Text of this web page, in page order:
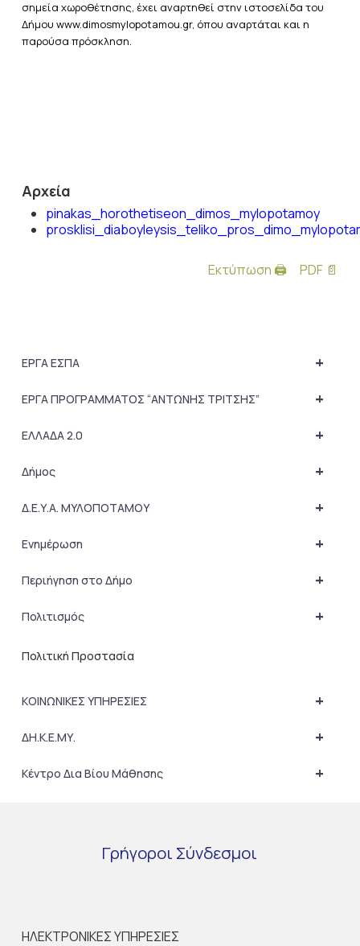
σημεία χωροθέτησης, έχει αναρτηθεί στην ιστοσελίδα του
Δήμου www.dimosmylopotamou.gr, όπου αναρτάται και η
παρούσα πρόσκληση.
Αρχεία
pinakas_horothetiseon_dimos_mylopotamoy
Εκτύπωση 🖨 PDF 📄
+
ΕΡΓΑ ΕΣΠΑ
+
ΕΡΓΑ ΠΡΟΓΡΑΜΜΑΤΟΣ “ΑΝΤΩΝΗΣ ΤΡΙΤΣΗΣ”
+
ΕΛΛΑΔΑ 2.0
+
Δήμος
+
Δ.Ε.Υ.Α. ΜΥΛΟΠΟΤΑΜΟΥ
+
Ενημέρωση
+
Περιήγηση στο Δήμο
+
Πολιτισμός
Πολιτική Προστασία
+
ΚΟΙΝΩΝΙΚΕΣ ΥΠΗΡΕΣΙΕΣ
+
ΔΗ.Κ.Ε.ΜΥ.
+
Κέντρο Δια Βίου Μάθησης
Γρήγοροι Σύνδεσμοι
ΗΛΕΚΤΡΟΝΙΚΕΣ ΥΠΗΡΕΣΙΕΣ